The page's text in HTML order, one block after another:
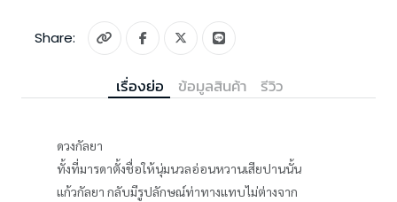
Share:
เรื่องย่อ ข้อมูลสินค้า รีวิว
ดวงกัลยา
ทั้งที่มารดาตั้งชื่อให้นุ่มนวลอ่อนหวานเสียปานนั้น
แก้วกัลยา กลับมีรูปลักษณ์ท่าทางแทบไม่ต่างจาก